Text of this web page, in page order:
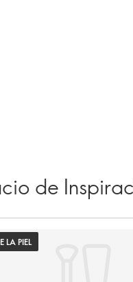
de
LA PIEL